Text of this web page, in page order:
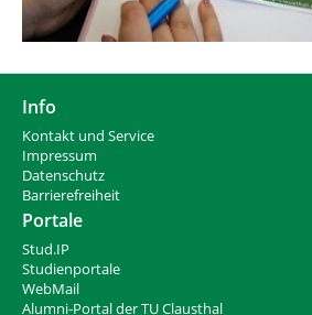
Info
Kontakt und Service
Impressum
Datenschutz
Barrierefreiheit
Portale
Stud.IP
Studienportale
WebMail
Alumni-Portal der TU Clausthal